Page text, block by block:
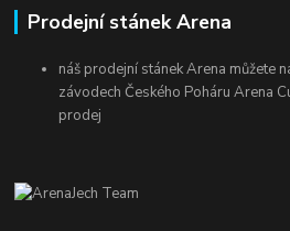
Prodejní stánek Arena
náš prodejní stánek Arena můžete
závodech Českého Poháru Arena
prodej